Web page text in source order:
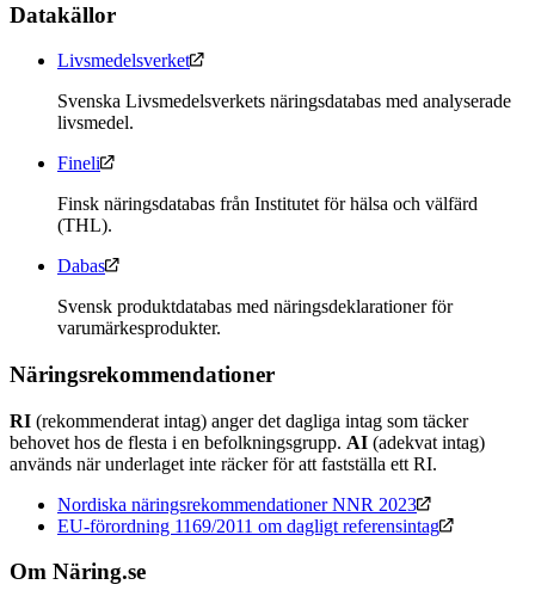
Datakällor
Livsmedelsverket
Svenska Livsmedelsverkets näringsdatabas med analyserade
livsmedel.
Fineli
Finsk näringsdatabas från Institutet för hälsa och välfärd
(THL).
Dabas
Svensk produktdatabas med näringsdeklarationer för
varumärkesprodukter.
Näringsrekommendationer
RI (rekommenderat intag) anger det dagliga intag som täcker
behovet hos de flesta i en befolkningsgrupp. AI (adekvat intag)
används när underlaget inte räcker för att fastställa ett RI.
Nordiska näringsrekommendationer NNR 2023
EU-förordning 1169/2011 om dagligt referensintag
Om Näring.se